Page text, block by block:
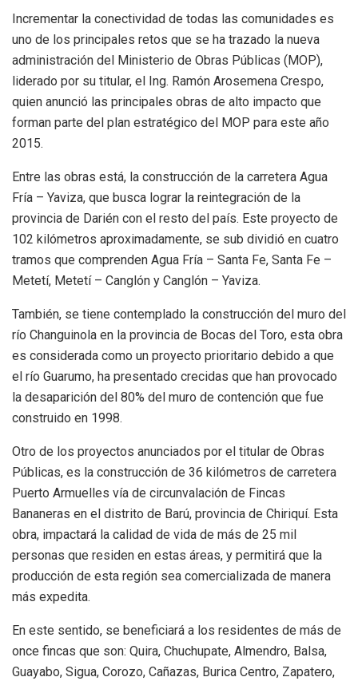
Incrementar la conectividad de todas las comunidades es
uno de los principales retos que se ha trazado la nueva
administración del Ministerio de Obras Públicas (MOP),
liderado por su titular, el Ing. Ramón Arosemena Crespo,
quien anunció las principales obras de alto impacto que
forman parte del plan estratégico del MOP para este año
2015.
Entre las obras está, la construcción de la carretera Agua
Fría – Yaviza, que busca lograr la reintegración de la
provincia de Darién con el resto del país. Este proyecto de
102 kilómetros aproximadamente, se sub dividió en cuatro
tramos que comprenden Agua Fría – Santa Fe, Santa Fe –
Metetí, Metetí – Canglón y Canglón – Yaviza.
También, se tiene contemplado la construcción del muro del
río Changuinola en la provincia de Bocas del Toro, esta obra
es considerada como un proyecto prioritario debido a que
el río Guarumo, ha presentado crecidas que han provocado
la desaparición del 80% del muro de contención que fue
construido en 1998.
Otro de los proyectos anunciados por el titular de Obras
Públicas, es la construcción de 36 kilómetros de carretera
Puerto Armuelles vía de circunvalación de Fincas
Bananeras en el distrito de Barú, provincia de Chiriquí. Esta
obra, impactará la calidad de vida de más de 25 mil
personas que residen en estas áreas, y permitirá que la
producción de esta región sea comercializada de manera
más expedita.
En este sentido, se beneficiará a los residentes de más de
once fincas que son: Quira, Chuchupate, Almendro, Balsa,
Guayabo, Sigua, Corozo, Cañazas, Burica Centro, Zapatero,